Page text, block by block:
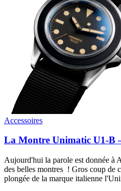
Accessoires
La Montre Unimatic U1-B
Aujourd'hui la parole est donnée à
des belles montres ! Gros coup de
plongée de la marque italienne